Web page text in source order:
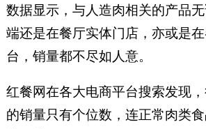
数据显示，与人造肉相关的产品
端还是在餐厅实体门店，亦或是
台，销量都不尽如人意。
红餐网在各大电商平台搜索发现
的销量只有个位数，连正常肉类